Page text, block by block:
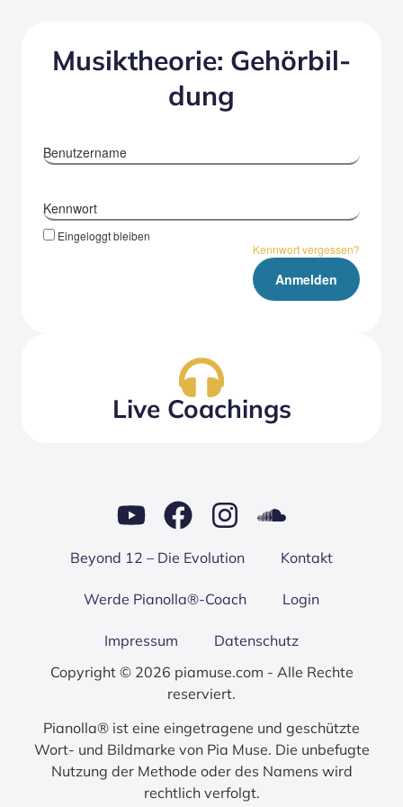
Live Coachings
Musik­theo­rie: Gehör­bil­
dung
Benutzername
Kennwort
Eingeloggt bleiben
Kennwort vergessen?
Bey­ond 12 – Die Evo­lu­ti­on Kon­takt
Wer­de Pianolla®-Coach Log­in
Impres­sum
Daten­schutz
Copyright © 2026 piamuse.com - Alle Rechte
reserviert.
Pianolla® ist eine eingetragene und geschützte
Wort- und Bildmarke von Pia Muse. Die unbefugte
Nutzung der Methode oder des Namens wird
rechtlich verfolgt.